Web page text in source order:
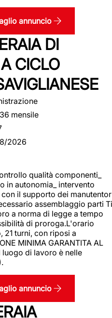
annuncio
DI
CICLO
mensile
2026
qualità componenti_
in autonomia_ intervento
il supporto dei
assemblaggio parti Ti
a norma di legge a tempo
di proroga.L'orario
21 turni, con riposi a
MINIMA GARANTITA AL
luogo di lavoro è nelle
annuncio